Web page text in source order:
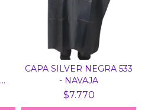
CAPA SILVER NEGRA 533
- NAVAJA
$7.770